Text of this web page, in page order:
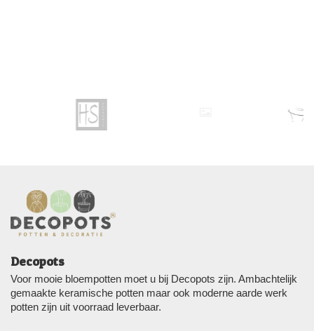
Decopots
Voor mooie bloempotten moet u bij Decopots zijn. Ambachtelijk
gemaakte keramische potten maar ook moderne aarde werk
potten zijn uit voorraad leverbaar.